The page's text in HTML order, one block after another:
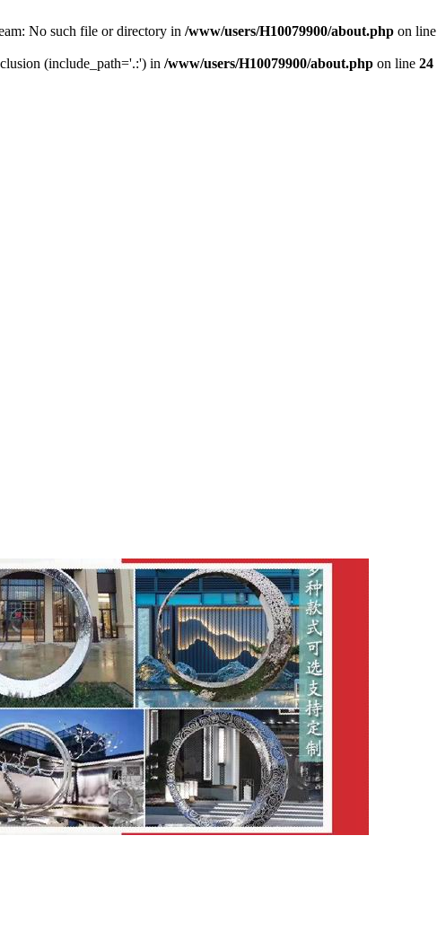
No such file or directory in /www/users/H10079900/about.php on line
(include_path='.:') in /www/users/H10079900/about.php on line 24